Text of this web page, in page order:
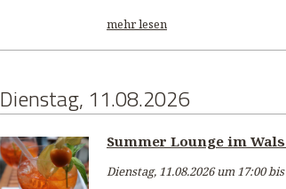
mehr lesen
Dienstag, 11.08.2026
Summer Lounge im
Dienstag, 11.08.2026 um 17:00